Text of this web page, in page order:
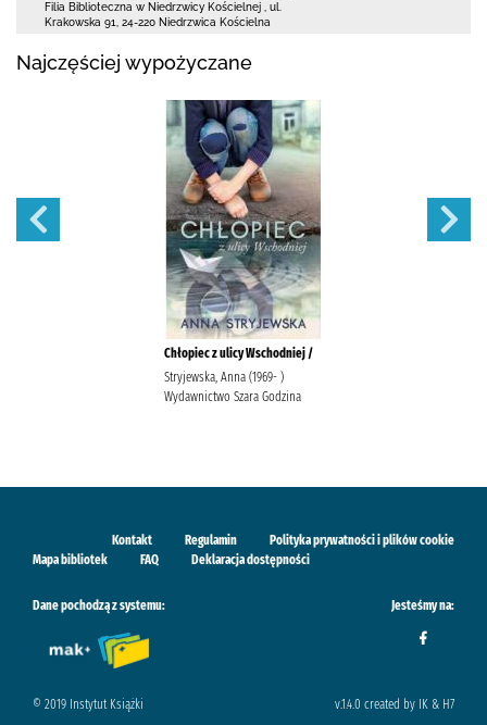
Filia Biblioteczna w Niedrzwicy Kościelnej
ul.
Krakowska 91
24-220 Niedrzwica Kościelna
Najczęściej wypożyczane
Chłopiec z ulicy Wschodniej /
Stryjewska, Anna (1969- )
Wydawnictwo Szara Godzina
Kontakt Regulamin
Polityka prywatności i plików cookie
Mapa bibliotek
FAQ Deklaracja dostępności
Dane pochodzą z systemu: Jesteśmy na:
© 2019 Instytut Książki v.1.4.0 created by IK & H7